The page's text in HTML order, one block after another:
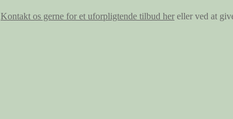
Kontakt os gerne for et uforpligtende tilbud her eller ved at